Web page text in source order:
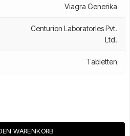
Viagra Generika
Centurion Laboratorles Pvt.
Ltd.
Tabletten
WARENKORB